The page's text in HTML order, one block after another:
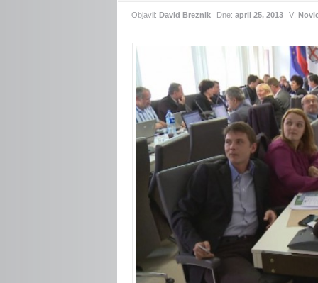
Objavil:David Breznik Dne:april 25, 2013 V: